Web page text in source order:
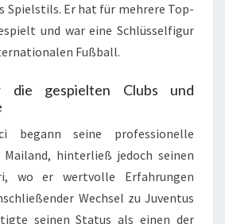
Spielstils. Er hat für mehrere Top-
und war eine Schlüsselfigur
Fußball.
die gespielten Clubs und
begann seine professionelle
hinterließ jedoch seinen
wo er wertvolle Erfahrungen
Wechsel zu Juventus
seinen Status als einen der